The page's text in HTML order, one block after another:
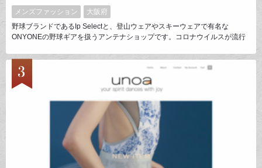
メンズファッション
大阪府
野球ブランドであるIp Selectと、登山ウェアやスキーウェアで有名な
ONYONEの野球ギアを扱うアンテナショップです。コロナウイルスが流行
た。テーマは「発信基地」。Ip SelectやONYONEの商品を1人でも多くのお
客様に知っていただけるよう、オンラインショップ・SNS等通じて発信を
行っています。